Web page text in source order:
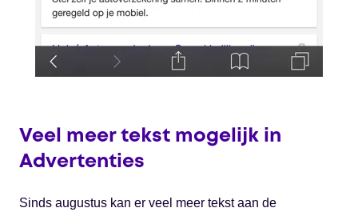
Veel meer tekst mogelijk in
Advertenties
Sinds augustus kan er veel meer tekst aan de